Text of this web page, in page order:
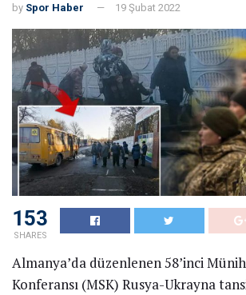
by Spor Haber 19 Şubat 2022
153
SHARES
Almanya’da düzenlenen 58’inci
Konferansı (MSK) Rusya-Ukrayna